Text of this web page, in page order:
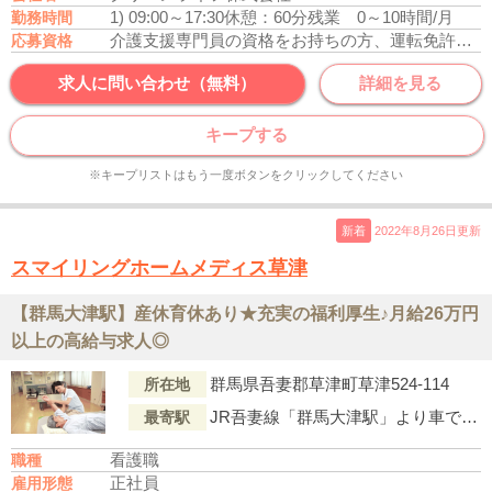
勤務時間 1) 09:00～17:30休憩：60分残業 0～10時間/月
応募資格 介護支援専門員の資格をお持ちの方、運転免許あれば尚可
求人に問い合わせ（無料） 詳細を見る
キープする
※キープリストはもう一度ボタンをクリックしてください
新着 2022年8月26日更新
スマイリングホームメディス草津
【群馬大津駅】産休育休あり★充実の福利厚生♪月給26万円
以上の高給与求人◎
所在地 群馬県吾妻郡草津町草津524-114
最寄駅 JR吾妻線「群馬大津駅」より車で17分
職種 看護職
雇用形態 正社員